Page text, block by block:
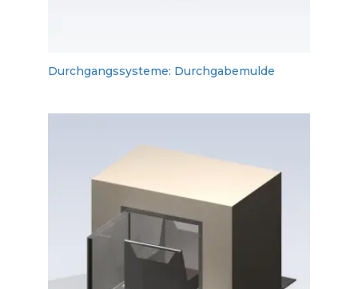
Durchgangssysteme: Durchgabemulde